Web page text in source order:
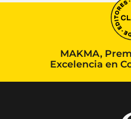
MAKMA,
Excelencia en